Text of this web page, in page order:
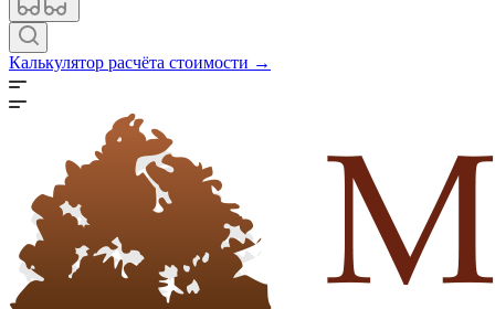
Калькулятор расчёта стоимости →